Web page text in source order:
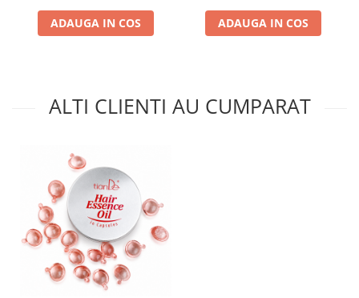
ADAUGA IN COS ADAUGA IN COS
ALTI CLIENTI AU CUMPARAT